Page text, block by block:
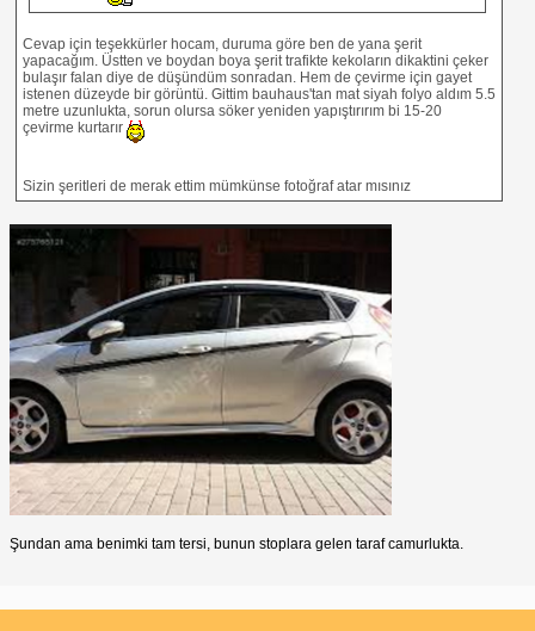
Cevap için teşekkürler hocam, duruma göre ben de yana şerit
yapacağım. Üstten ve boydan boya şerit trafikte kekoların dikaktini çeker
bulaşır falan diye de düşündüm sonradan. Hem de çevirme için gayet
istenen düzeyde bir görüntü. Gittim bauhaus'tan mat siyah folyo aldım 5.5
metre uzunlukta, sorun olursa söker yeniden yapıştırırım bi 15-20
çevirme kurtarır
Sizin şeritleri de merak ettim mümkünse fotoğraf atar mısınız
Şundan ama benimki tam tersi, bunun stoplara gelen taraf camurlukta.